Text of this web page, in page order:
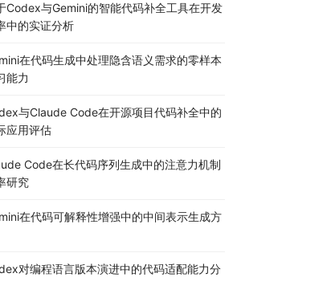
Codex与Gemini的智能代码补全工具在开发
中的实证分析
在代码生成中处理隐含语义需求的零样本
能力
与Claude Code在开源项目代码补全中的
应用评估
Code在长代码序列生成中的注意力机制
研究
在代码可解释性增强中的中间表示生成方
对编程语言版本演进中的代码适配能力分